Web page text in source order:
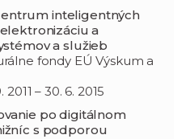
inteligentných
a
a služieb
fondy EÚ Výskum a
– 30. 6. 2015
po digitálnom
s podporou